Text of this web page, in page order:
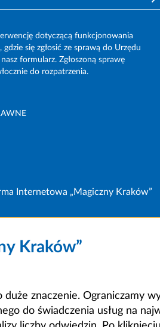
dotyczącą funkcjonowania
gdzie się zgłosić ze sprawą do Urzędu
formularz. Zgłoszoną sprawę
do rozpatrzenia.
Internetowa „Magiczny Kraków”
Kraków”
znaczenie. Ograniczamy
do świadczenia usług na